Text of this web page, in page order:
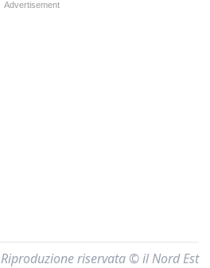
Riproduzione riservata © il Nord Est